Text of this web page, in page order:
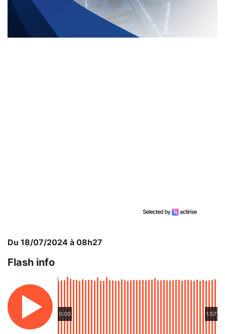
Du 18/07/2024 à 08h27
Flash info
0:00 1:57